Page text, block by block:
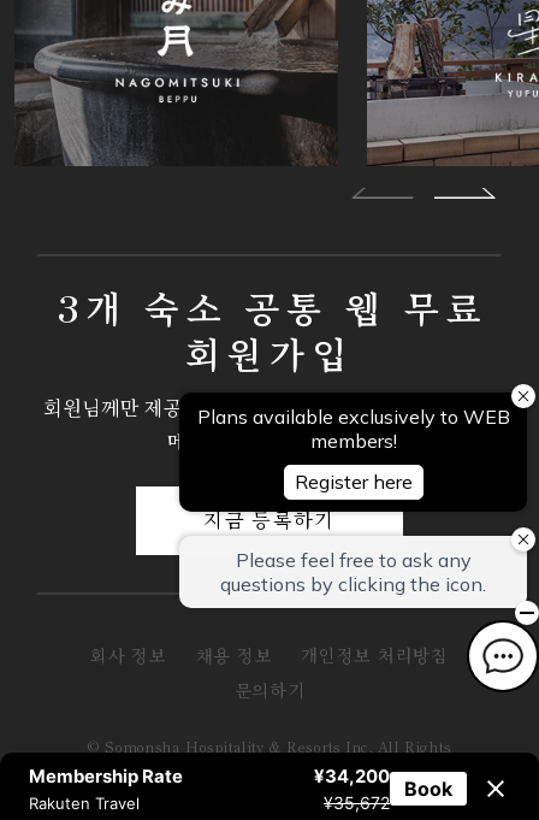
3개 숙소 공통 웹 무료
회원가입
회원님께만 제공되는 특별 혜택과 프로모션 정보를 이
메일로 안내해 드립니다.
지금 등록하기
회사 정보 채용 정보
개인정보 처리방침
문의하기
© Somonsha Hospitality & Resorts Inc. All Rights
Membership Rate ¥34,200
Rakuten Travel ¥35,672
Book